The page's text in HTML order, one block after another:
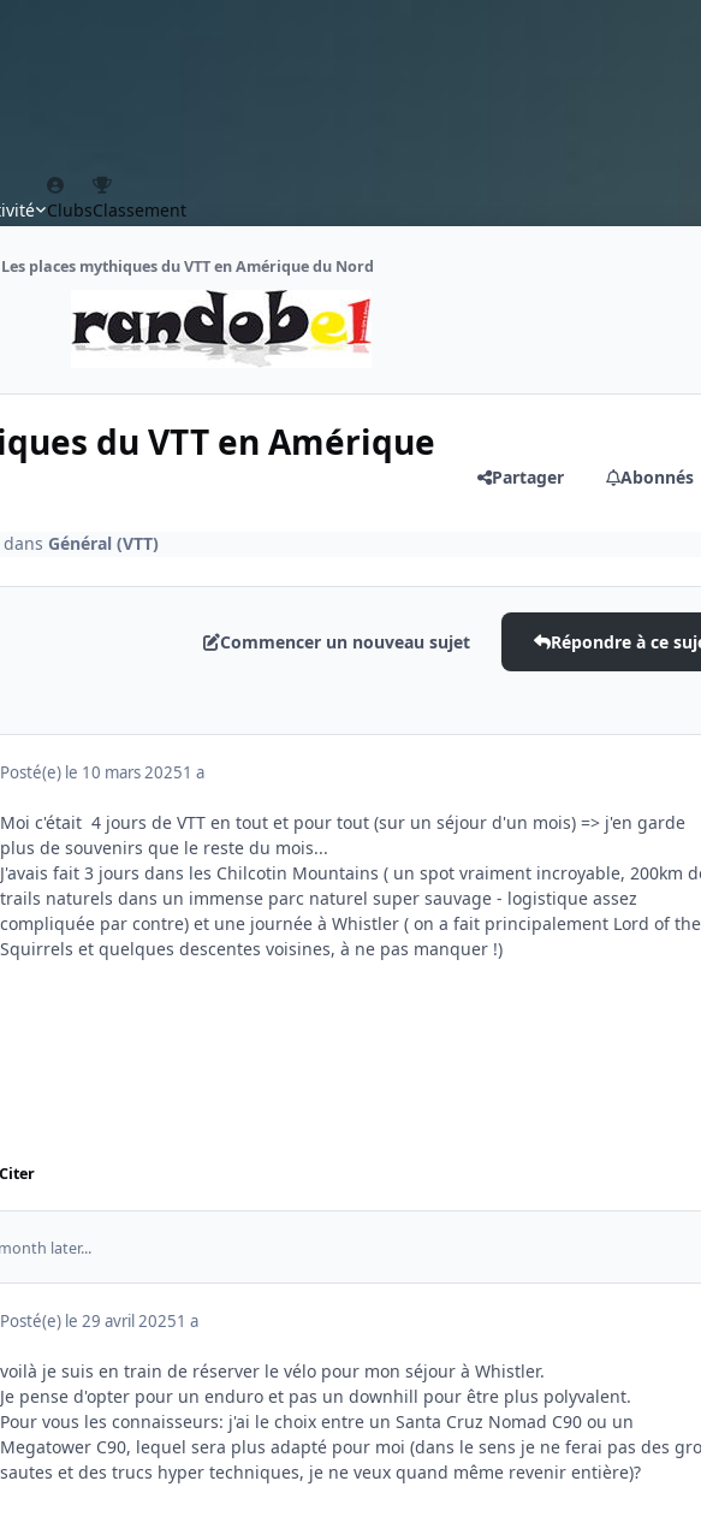
ClubsClassement
Les places mythiques du VTT en Amérique du Nord
du VTT en Amérique
Partager Abonnés
dans Général (VTT)
Commencer un nouveau sujet Répondre à ce
Posté(e) le 10 mars 20251 a
Moi c'était 4 jours de VTT en tout et pour tout (sur un séjour d'un mois) => j'en garde
plus de souvenirs que le reste du mois...
J'avais fait 3 jours dans les Chilcotin Mountains ( un spot vraiment incroyable, 200km
trails naturels dans un immense parc naturel super sauvage - logistique assez
compliquée par contre) et une journée à Whistler ( on a fait principalement Lord of the
Squirrels et quelques descentes voisines, à ne pas manquer !)
Citer
later...
Posté(e) le 29 avril 20251 a
voilà je suis en train de réserver le vélo pour mon séjour à Whistler.
Je pense d'opter pour un enduro et pas un downhill pour être plus polyvalent.
Pour vous les connaisseurs: j'ai le choix entre un Santa Cruz Nomad C90 ou un
Megatower C90, lequel sera plus adapté pour moi (dans le sens je ne ferai pas des
sautes et des trucs hyper techniques, je ne veux quand même revenir entière)?